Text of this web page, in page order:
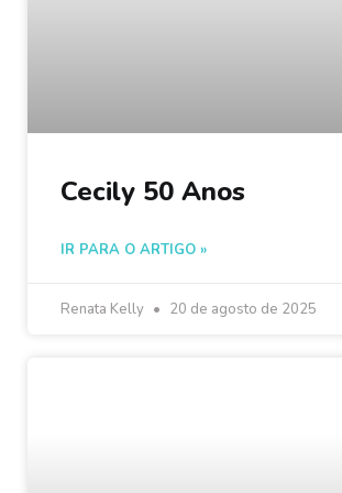
Cecily 50 Anos
IR PARA O ARTIGO »
Renata Kelly 20 de agosto de 2025